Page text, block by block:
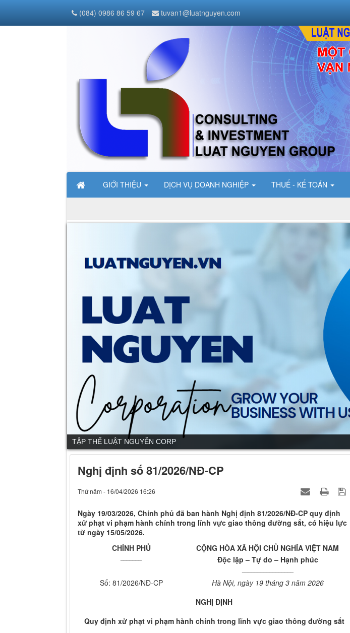
GIỚI THIỆU DỊCH VỤ DOANH NGHIỆP THUẾ - KẾ TOÁN
(084) 0986 86 59 67 tuvan1@luatnguyen.com
TẬP THỂ LUẬT NGUYỄN CORP
Nghị định số 81/2026/NĐ-CP
Thứ năm - 16/04/2026 16:26
Ngày 19/03/2026, Chính phủ đã ban hành Nghị định 81/2026/NĐ-CP quy định
xử phạt vi phạm hành chính trong lĩnh vực giao thông đường sắt, có hiệu lực
từ ngày 15/05/2026.
CHÍNH PHỦ
Số: 81/2026/NĐ-CP
CỘNG HÒA XÃ HỘI CHỦ NGHĨA VIỆT NAM
Độc lập – Tự do – Hạnh phúc
Hà Nội, ngày 19 tháng 3 năm 2026
NGHỊ ĐỊNH
Quy định xử phạt vi phạm hành chính trong lĩnh vực giao thông đường sắt